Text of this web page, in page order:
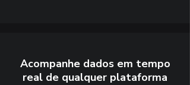
Acompanhe dados em tempo
real de qualquer plataforma